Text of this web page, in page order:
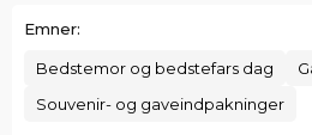
Emner:
Bedstemor og bedstefars dag
Souvenir- og gaveindpakninger